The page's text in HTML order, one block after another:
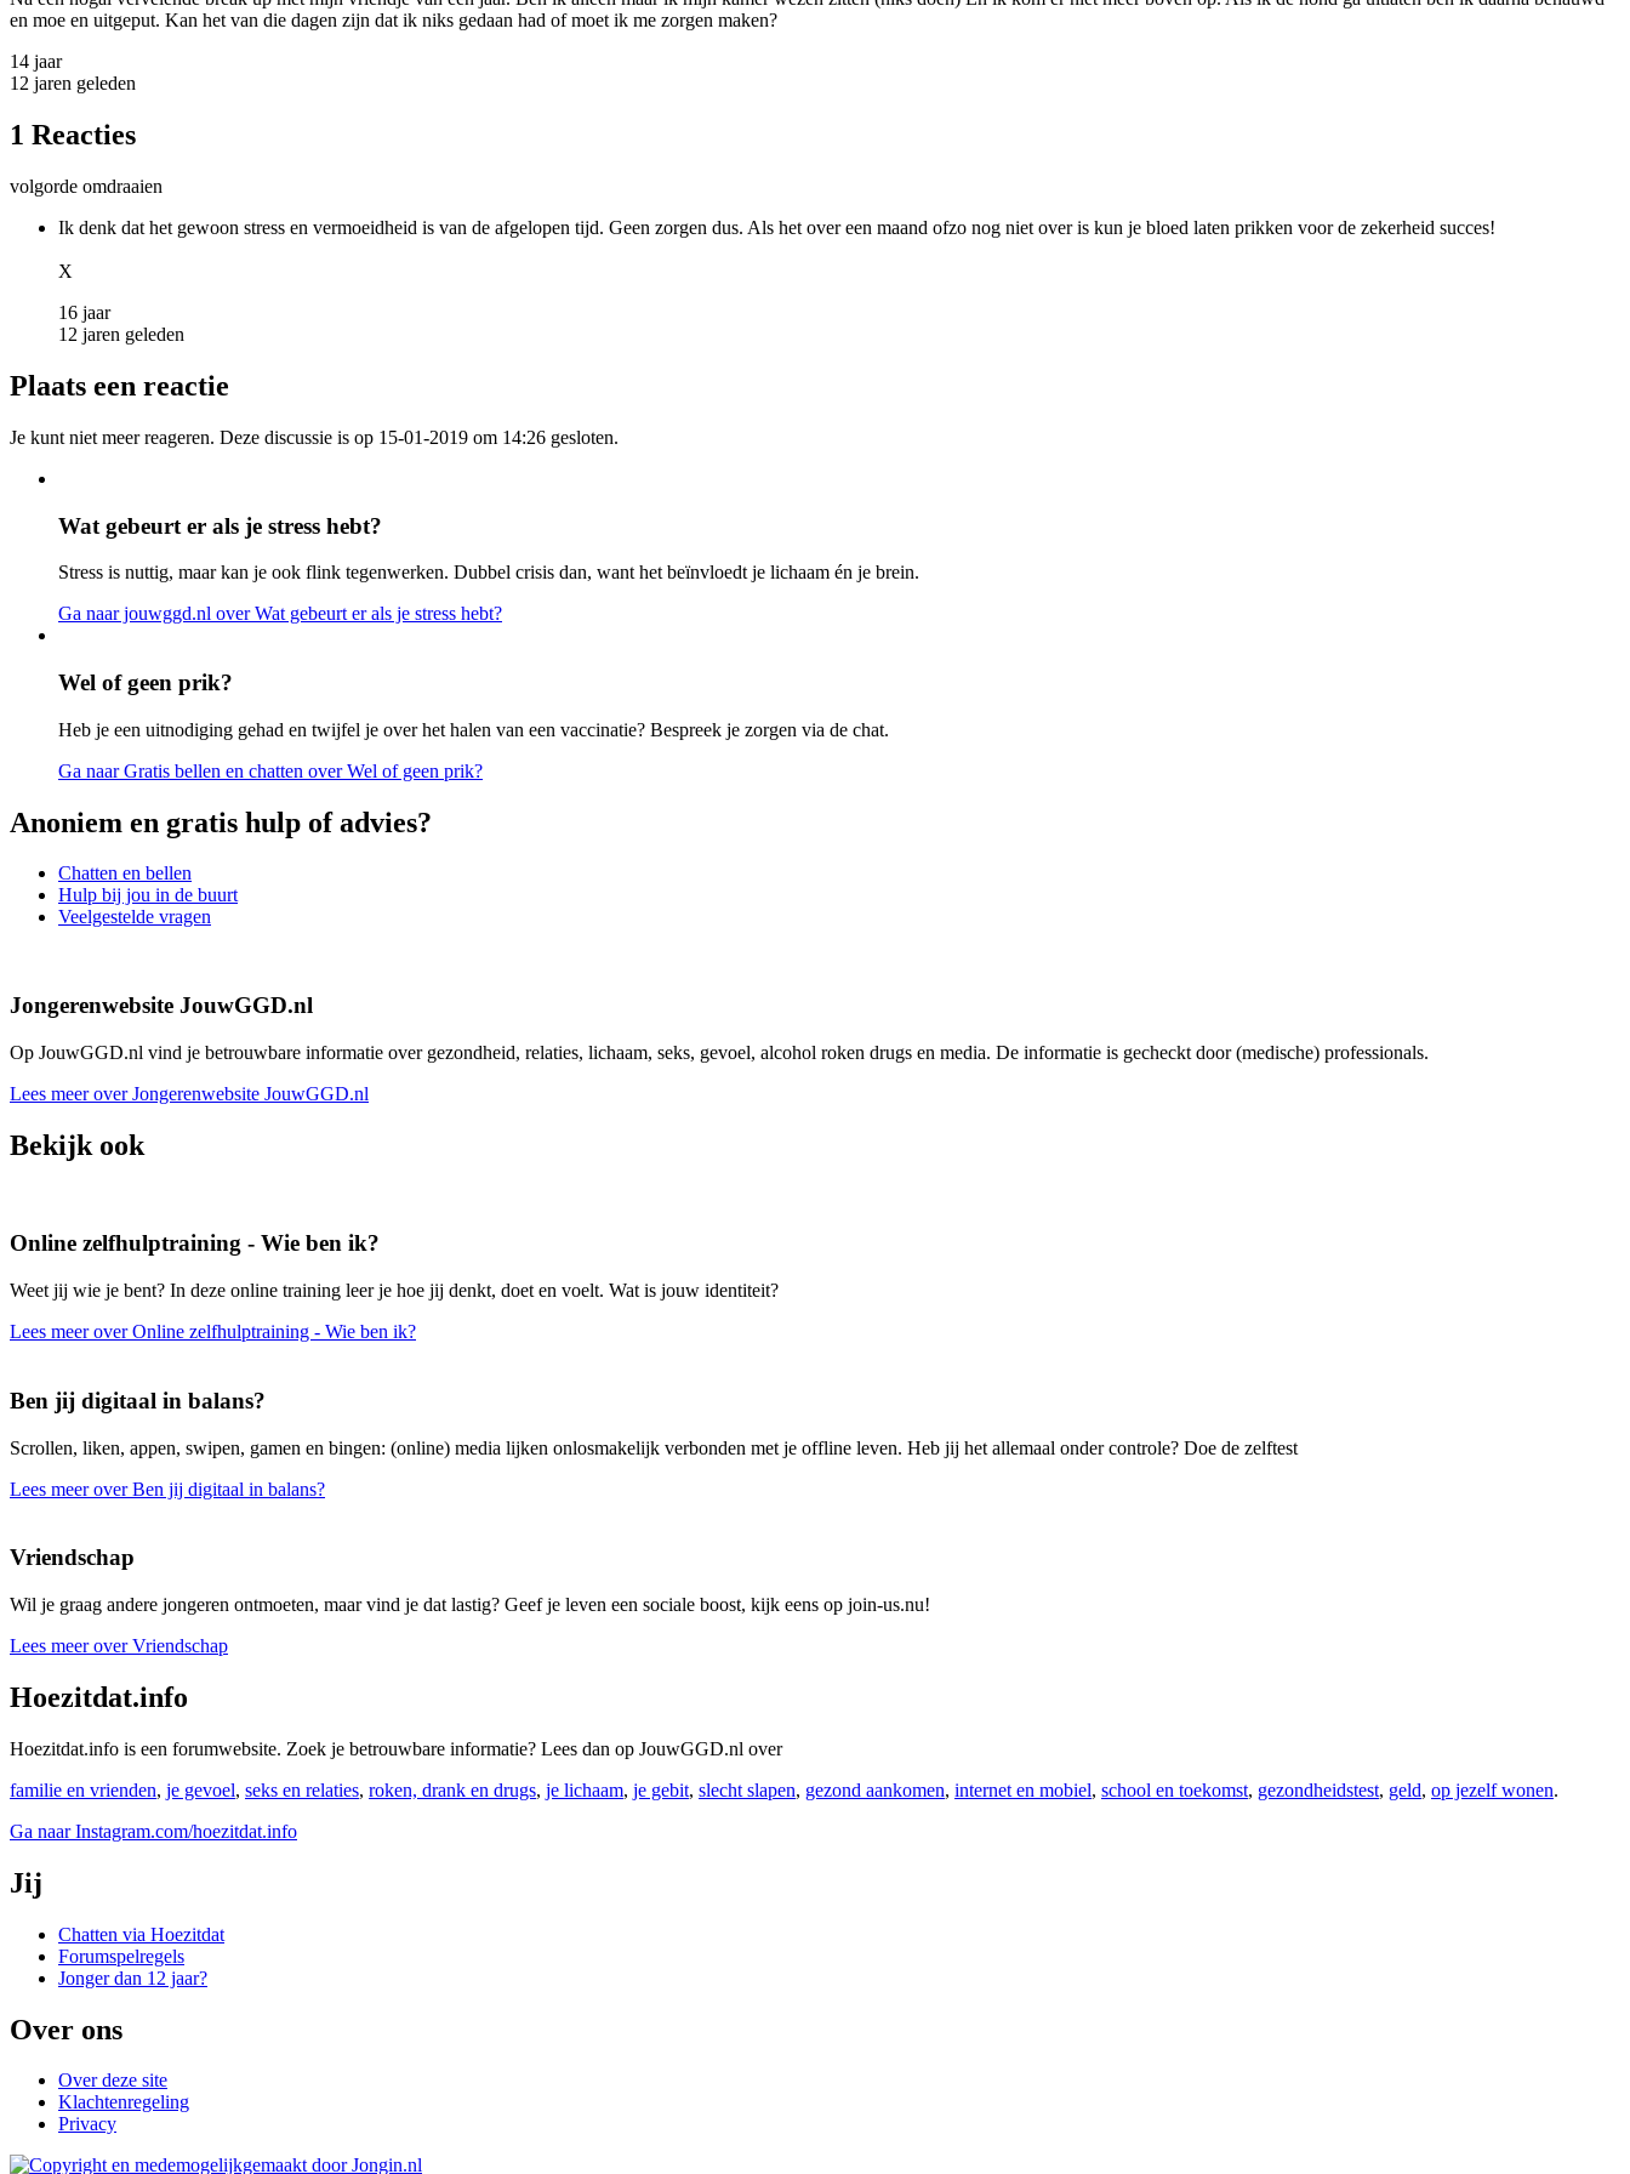
en moe en uitgeput. Kan het van die dagen zijn dat ik niks gedaan had of moet ik me zorgen maken?
14 jaar
12 jaren geleden
1 Reacties
volgorde omdraaien
Ik denk dat het gewoon stress en vermoeidheid is van de afgelopen tijd. Geen zorgen dus. Als het over een maand ofzo nog niet over is kun je bloed laten prikken voor de zekerheid succes!
X
16 jaar
12 jaren geleden
Plaats een reactie
Je kunt niet meer reageren. Deze discussie is op 15-01-2019 om 14:26 gesloten.
Wat gebeurt er als je stress hebt?
Stress is nuttig, maar kan je ook flink tegenwerken. Dubbel crisis dan, want het beïnvloedt je lichaam én je brein.
Ga naar jouwggd.nl over Wat gebeurt er als je stress hebt?
Wel of geen prik?
Heb je een uitnodiging gehad en twijfel je over het halen van een vaccinatie? Bespreek je zorgen via de chat.
Ga naar Gratis bellen en chatten over Wel of geen prik?
Anoniem en gratis hulp of advies?
Chatten en bellen
Hulp bij jou in de buurt
Veelgestelde vragen
Jongerenwebsite JouwGGD.nl
Op JouwGGD.nl vind je betrouwbare informatie over gezondheid, relaties, lichaam, seks, gevoel, alcohol roken drugs en media. De informatie is gecheckt door (medische) professionals.
Lees meer over Jongerenwebsite JouwGGD.nl
Bekijk ook
Online zelfhulptraining - Wie ben ik?
Weet jij wie je bent? In deze online training leer je hoe jij denkt, doet en voelt. Wat is jouw identiteit?
Lees meer over Online zelfhulptraining - Wie ben ik?
Ben jij digitaal in balans?
Scrollen, liken, appen, swipen, gamen en bingen: (online) media lijken onlosmakelijk verbonden met je offline leven. Heb jij het allemaal onder controle? Doe de zelftest
Lees meer over Ben jij digitaal in balans?
Vriendschap
Wil je graag andere jongeren ontmoeten, maar vind je dat lastig? Geef je leven een sociale boost, kijk eens op join-us.nu!
Lees meer over Vriendschap
Hoezitdat.info
Hoezitdat.info is een forumwebsite. Zoek je betrouwbare informatie? Lees dan op JouwGGD.nl over
familie en vrienden, je gevoel, seks en relaties, roken, drank en drugs, je lichaam, je gebit, slecht slapen, gezond aankomen, internet en mobiel, school en toekomst, gezondheidstest, geld, op jezelf wonen.
Ga naar Instagram.com/hoezitdat.info
Jij
Chatten via Hoezitdat
Forumspelregels
Jonger dan 12 jaar?
Over ons
Over deze site
Klachtenregeling
Privacy